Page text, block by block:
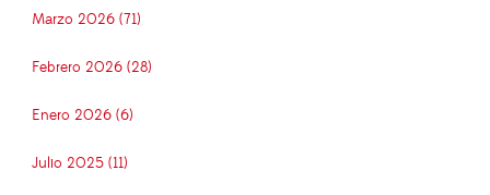
Marzo 2026 (71)
Febrero 2026 (28)
Enero 2026 (6)
Julio 2025 (11)